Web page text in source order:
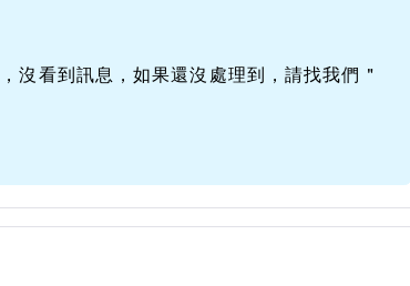
沒看到訊息，如果還沒處理到，請找我們＂